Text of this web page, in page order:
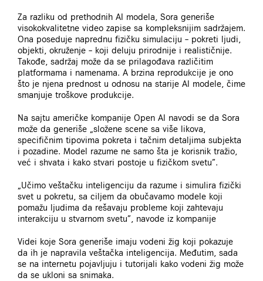
Za razliku od prethodnih AI modela, Sora generiše
visokokvalitetne video zapise sa kompleksnijim sadržajem.
Ona poseduje naprednu fizičku simulaciju – pokreti ljudi,
objekti, okruženje – koji deluju prirodnije i realističnije.
Takođe, sadržaj može da se prilagođava različitim
platformama i namenama. A brzina reprodukcije je ono
što je njena prednost u odnosu na starije AI modele, čime
smanjuje troškove produkcije.
Na sajtu američke kompanije Open AI navodi se da Sora
može da generiše „složene scene sa više likova,
specifičnim tipovima pokreta i tačnim detaljima subjekta
i pozadine. Model razume ne samo šta je korisnik tražio,
već i shvata i kako stvari postoje u fizičkom svetu”.
„Učimo veštačku inteligenciju da razume i simulira fizički
svet u pokretu, sa ciljem da obučavamo modele koji
pomažu ljudima da rešavaju probleme koji zahtevaju
interakciju u stvarnom svetu”, navode iz kompanije
Videi koje Sora generiše imaju vodeni žig koji pokazuje
da ih je napravila veštačka inteligencija. Međutim, sada
se na internetu pojavljuju i tutorijali kako vodeni žig može
da se ukloni sa snimaka.